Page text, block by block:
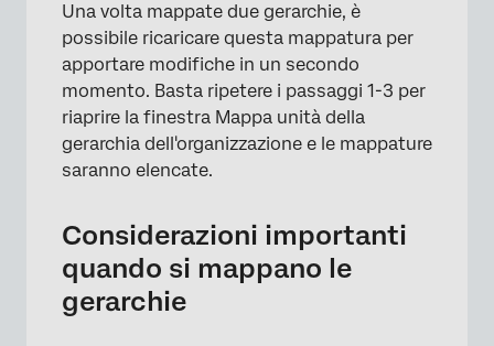
Una volta mappate due gerarchie, è
possibile ricaricare questa mappatura per
apportare modifiche in un secondo
momento. Basta ripetere i passaggi 1-3 per
riaprire la finestra Mappa unità della
gerarchia dell'organizzazione e le mappature
saranno elencate.
Considerazioni importanti
quando si mappano le
gerarchie